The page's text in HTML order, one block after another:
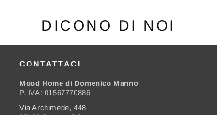
DICONO DI NOI
CONTATTACI
Mood Home di Domenico Manno
P. IVA: 01567770886
Via Archimede, 448